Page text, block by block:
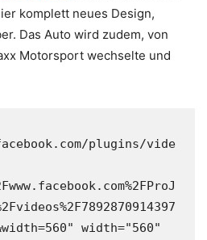
komplett neues Design,
Das Auto wird zudem, von
Motorsport wechselte und
plugins/vide
width="560"